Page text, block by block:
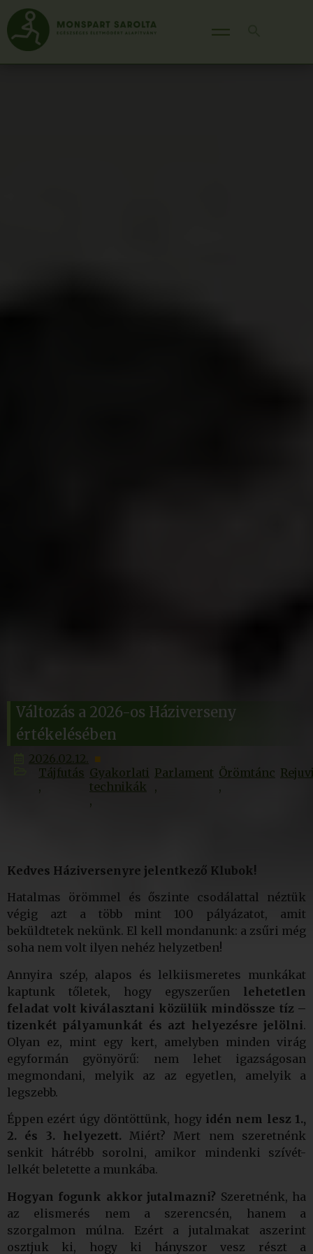
Változás a 2026-os Háziverseny
értékelésében
2026.02.12.
Tájfutás Gyakorlati
technikák
Parlament Örömtánc
Kedves Háziversenyre jelentkező Klubok!
Hatalmas örömmel és őszinte csodálattal néztük
végig azt a több mint 100 pályázatot, amit
beküldtetek nekünk. El kell mondanunk: a zsűri még
soha nem volt ilyen nehéz helyzetben!
Annyira szép, alapos és lelkiismeretes munkákat
kaptunk tőletek, hogy egyszerűen lehetetlen
feladat volt kiválasztani közülük mindössze tíz –
tizenkét pályamunkát és azt helyezésre jelölni.
Olyan ez, mint egy kert, amelyben minden virág
egyformán gyönyörű: nem lehet igazságosan
megmondani, melyik az az egyetlen, amelyik a
legszebb.
Éppen ezért úgy döntöttünk, hogy idén nem lesz 1.,
2. és 3. helyezett. Miért? Mert nem szeretnénk
senkit hátrébb sorolni, amikor mindenki szívét-
lelkét beletette a munkába.
Hogyan fogunk akkor jutalmazni? Szeretnénk, ha
az elismerés nem a szerencsén, hanem a
szorgalmon múlna. Ezért a jutalmakat aszerint
osztjuk ki, hogy ki hányszor vesz részt a